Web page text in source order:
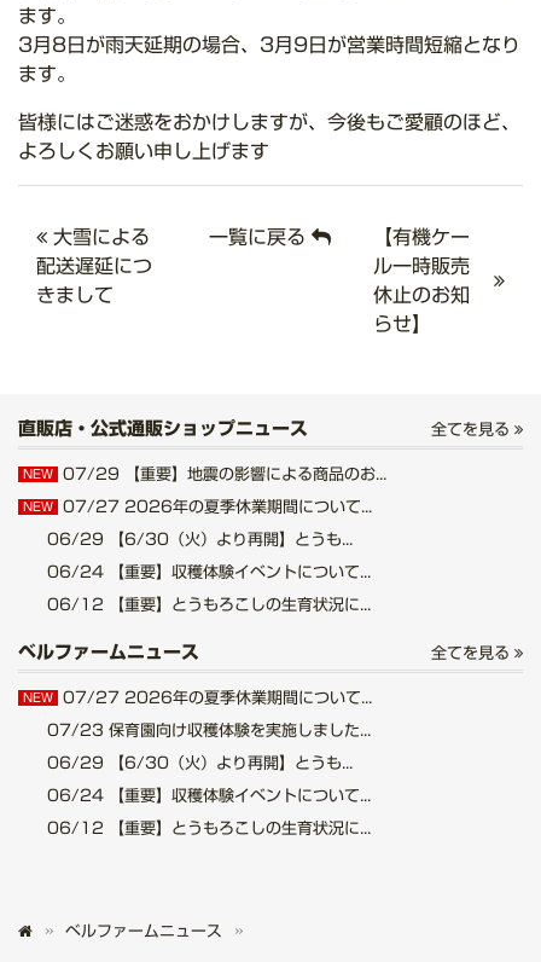
ます。
3月8日が雨天延期の場合、3月9日が営業時間短縮となり
ます。
皆様にはご迷惑をおかけしますが、今後もご愛顧のほど、
よろしくお願い申し上げます
大雪による
配送遅延につ
きまして
一覧に戻る
【有機ケー
ル一時販売
休止のお知
らせ】
直販店・公式通販ショップニュース 全てを見る
NEW 07/29 【重要】地震の影響による商品のお...
NEW 07/27 2026年の夏季休業期間について...
06/29 【6/30（火）より再開】とうも...
06/24 【重要】収穫体験イベントについて...
06/12 【重要】とうもろこしの生育状況に...
ベルファームニュース 全てを見る
NEW 07/27 2026年の夏季休業期間について...
07/23 保育園向け収穫体験を実施しました...
06/29 【6/30（火）より再開】とうも...
06/24 【重要】収穫体験イベントについて...
06/12 【重要】とうもろこしの生育状況に...
ベルファームニュース